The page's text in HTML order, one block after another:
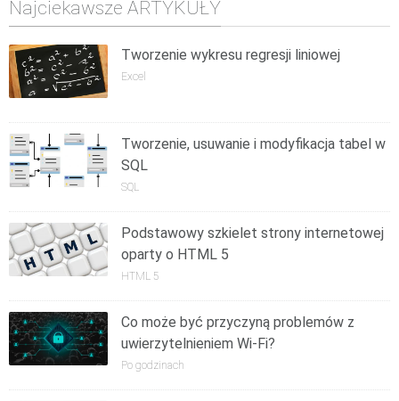
Najciekawsze ARTYKUŁY
Tworzenie wykresu regresji liniowej
Excel
Tworzenie, usuwanie i modyfikacja tabel w
SQL
SQL
Podstawowy szkielet strony internetowej
oparty o HTML 5
HTML 5
Co może być przyczyną problemów z
uwierzytelnieniem Wi-Fi?
Po godzinach